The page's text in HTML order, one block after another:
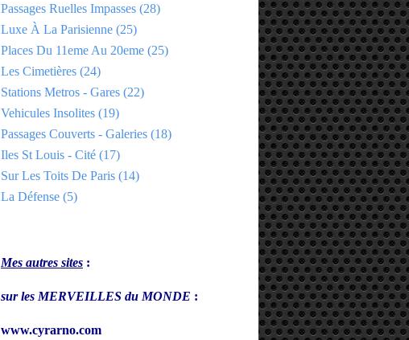
Passages Ruelles Impasses (28)
Luxe À La Parisienne (25)
Places Du 11eme Au 20eme (25)
Les Cimetières (24)
Stations Metros - Gares (22)
Vehicules Insolites (19)
Passages Couverts - Galeries (18)
Iles St Louis - Cité (17)
Sur Les Toits De Paris (14)
La Défense (5)
Mes autres sites :
sur les MERVEILLES du MONDE :
www.cyrarno.com